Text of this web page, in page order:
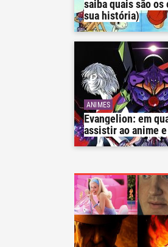
saiba quais são
sua história)
ANIMES
Evangelion: em
assistir ao anime